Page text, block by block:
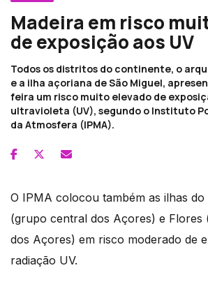
Madeira em risco
de exposição aos UV
Todos os distritos do continente, o
e a ilha açoriana de São Miguel,
feira um risco muito elevado de
ultravioleta (UV), segundo o Instituto
da Atmosfera (IPMA).
O IPMA colocou também as ilhas do
(grupo central dos Açores) e Flores
dos Açores) em risco moderado de
radiação UV.